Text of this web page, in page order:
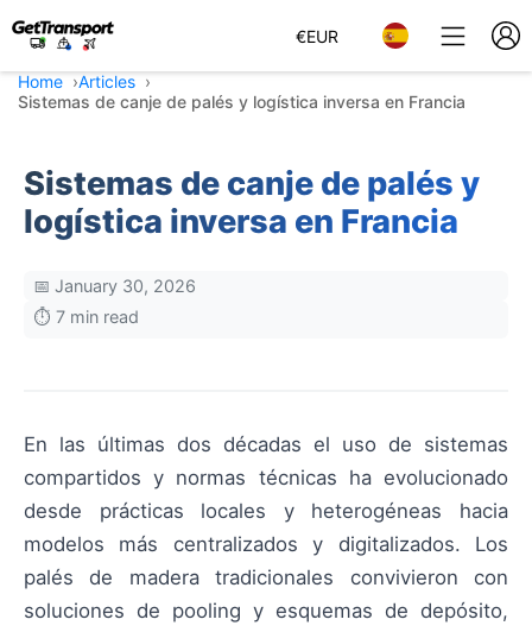
€EUR
Home
Articles
Sistemas de canje de palés y logística inversa en Francia
Sistemas de canje de palés y
logística inversa en Francia
📅 January 30, 2026
⏱️ 7 min read
En las últimas dos décadas el uso de sistemas
compartidos y normas técnicas ha evolucionado
desde prácticas locales y heterogéneas hacia
modelos más centralizados y digitalizados. Los
palés de madera tradicionales convivieron con
soluciones de pooling y esquemas de depósito,